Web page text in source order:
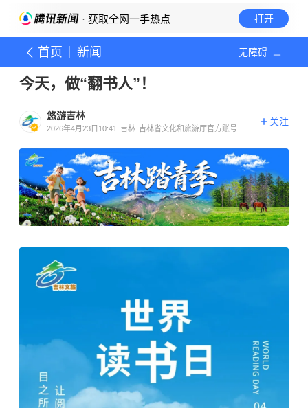
· 获取全网一手热点 打开
首页 新闻 无障碍
今天，做“翻书人”！
悠游吉林
2026年4月23日10:41 吉林 吉林省文化和旅游厅官方账号
关注